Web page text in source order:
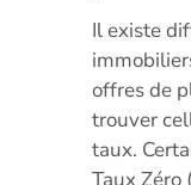
Il existe
offres de
trouver
taux.